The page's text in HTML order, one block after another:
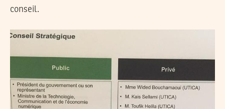
conseil.